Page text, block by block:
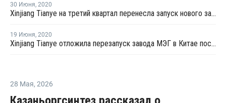
30 Июня, 2020
Xinjiang Tianye на третий квартал перенесла запуск нового завода МЭГ в Китае
19 Июня, 2020
Xinjiang Tianye отложила перезапуск завода МЭГ в Китае после профилактики
28 Мая, 2026